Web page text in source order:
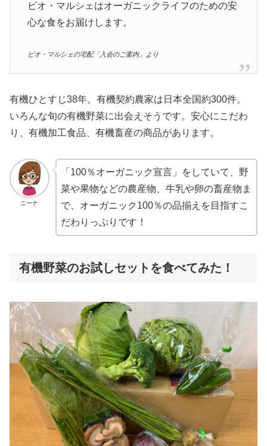
ビオ・マルシェはオーガニックライフのための安
心な食をお届けします。
ビオ・マルシェの宅配「入会のご案内」より
有機ひとすじ38年。有機契約農家は日本全国約300件。
いろんな旬の有機野菜に出会えそうです。安心にこだわ
り、有機加工食品、有機畜産の商品があります。
ニーナ
「100％オーガニック宣言」をしていて、野
菜や果物などの農産物、牛乳や卵の畜産物ま
で、オーガニック100％の品揃えを目指すこ
だわりっぷりです！
有機野菜のお試しセットを食べてみた！